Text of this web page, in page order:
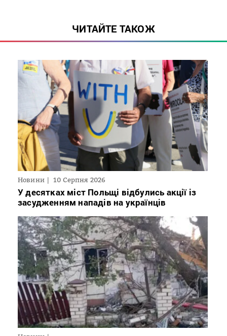
ЧИТАЙТЕ ТАКОЖ
Новини 10 Серпня 2026
У десятках міст Польщі відбулись акції із
засудженням нападів на українців